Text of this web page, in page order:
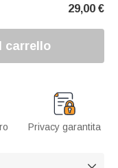
29,00 €
carrello
Privacy garantita